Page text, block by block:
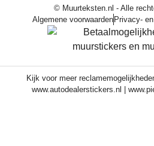
© Muurteksten.nl - Alle
Algemene voorwaarden Privacy-
Kijk voor meer
www.autodealerstickers.nl